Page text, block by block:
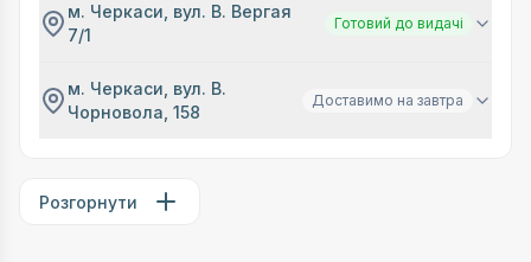
м. Черкаси, вул. В. Вергая
7/1
Готовий до видачі
м. Черкаси, вул. В.
Чорновола, 158
Доставимо на завтра
Розгорнути